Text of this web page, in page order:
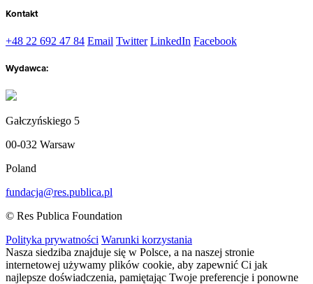
Kontakt
+48 22 692 47 84 Email Twitter LinkedIn Facebook
Wydawca:
Gałczyńskiego 5
00-032 Warsaw
Poland
fundacja@res.publica.pl
© Res Publica Foundation
Polityka prywatności Warunki korzystania
Nasza siedziba znajduje się w Polsce, a na naszej stronie
internetowej używamy plików cookie, aby zapewnić Ci jak
najlepsze doświadczenia, pamiętając Twoje preferencje i ponowne